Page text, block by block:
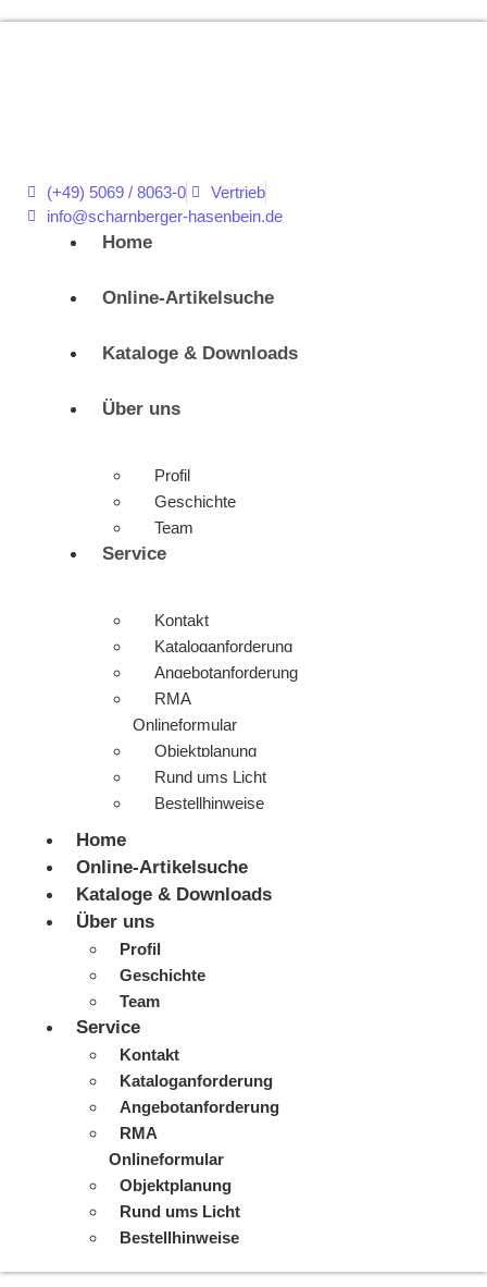
(+49) 5069 / 8063-0
Vertrieb
info@scharnberger-hasenbein.de
Home
Online-Artikelsuche
Kataloge & Downloads
Über uns
Profil
Geschichte
Team
Service
Kontakt
Kataloganforderung
Angebotanforderung
RMA
Onlineformular
Objektplanung
Rund ums Licht
Bestellhinweise
Home
Online-Artikelsuche
Kataloge & Downloads
Über uns
Profil
Geschichte
Team
Service
Kontakt
Kataloganforderung
Angebotanforderung
RMA
Onlineformular
Objektplanung
Rund ums Licht
Bestellhinweise